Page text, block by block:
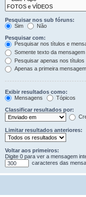
Pesquisar nos sub fóruns:
Sim
Não
Pesquisar com:
Pesquisar nos títulos e
Somente texto da mensagem
Pesquisar apenas nos títulos
Apenas a primeira
Exibir resultados como:
Mensagens
Tópicos
Classificar resultados por:
Limitar resultados anteriores:
Voltar aos primeiros:
Digite 0 para ver a mensagem
caracteres das